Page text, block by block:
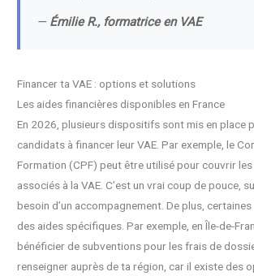
— Émilie R., formatrice en VAE
Financer ta VAE : options et solutions
Les aides financières disponibles en France
En 2026, plusieurs dispositifs sont mis en place
candidats à financer leur VAE. Par exemple, le
Formation (CPF) peut être utilisé pour couvrir
associés à la VAE. C’est un vrai coup de pouce,
besoin d’un accompagnement. De plus,
des aides spécifiques. Par exemple, en Île-de-
bénéficier de subventions pour les frais de
renseigner auprès de ta région, car il existe des